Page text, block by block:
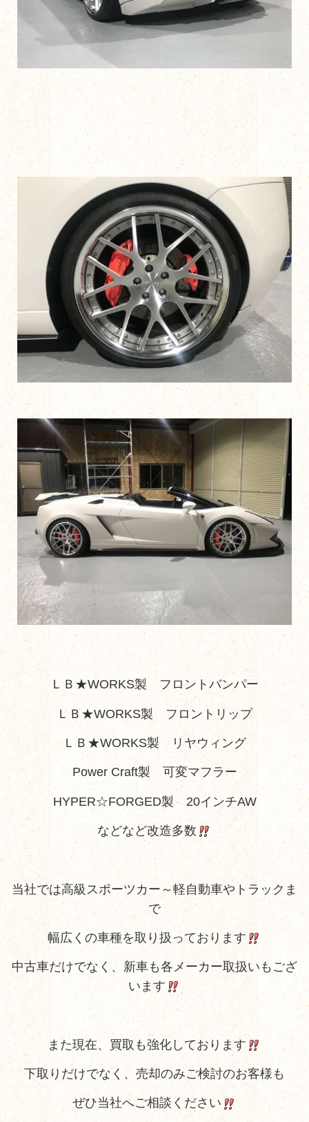
ＬＢ★WORKS製 フロントバンパー
ＬＢ★WORKS製 フロントリップ
ＬＢ★WORKS製 リヤウィング
Power Craft製 可変マフラー
HYPER☆FORGED製 20インチAW
などなど改造多数
当社では高級スポーツカー～軽自動車やトラックま
で
幅広くの車種を取り扱っております
中古車だけでなく、新車も各メーカー取扱いもござ
います
また現在、買取も強化しております
下取りだけでなく、売却のみご検討のお客様も
ぜひ当社へご相談ください